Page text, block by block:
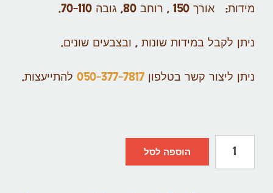
מידות: אורך 150 , רוחב 80, גובה 70-110.
ניתן לקבל במידות שונות , ובצבעים שונים.
ניתן ליצור קשר בטלפון 050-377-7817 להתייעצות.
הוספה לסל